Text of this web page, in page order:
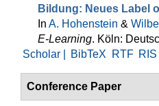
Bildung: Neues Label
In A. Hohenstein &
E-Learning. Köln:
Scholar |
BibTeX RTF RIS
Conference Paper